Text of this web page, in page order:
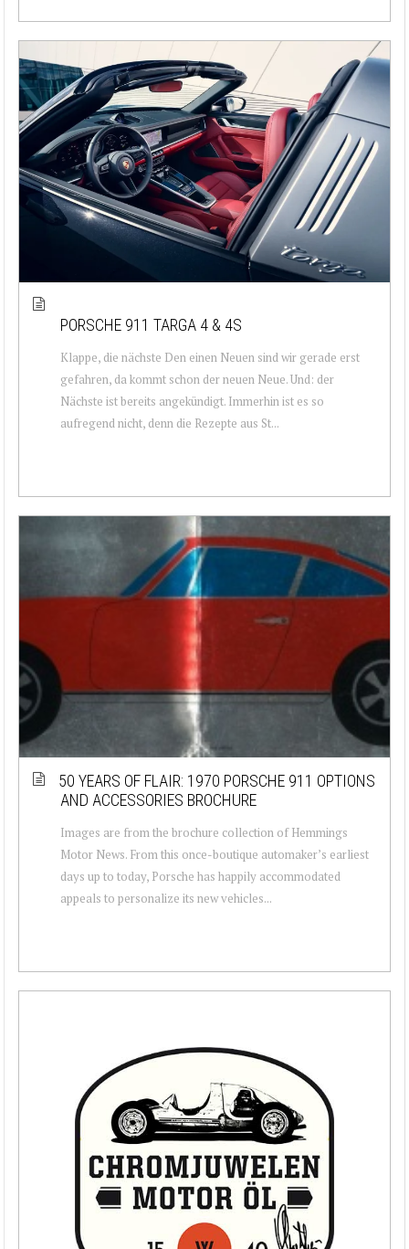
PORSCHE 911 TARGA 4 & 4S
Klappe, die nächste Den einen Neuen sind wir gerade erst
gefahren, da kommt schon der neuen Neue. Und: der
Nächste ist bereits angekündigt. Immerhin ist es so
aufregend nicht, denn die Rezepte aus St...
50 YEARS OF FLAIR: 1970 PORSCHE 911 OPTIONS
AND ACCESSORIES BROCHURE
Images are from the brochure collection of Hemmings
Motor News. From this once-boutique automaker’s earliest
days up to today, Porsche has happily accommodated
appeals to personalize its new vehicles...